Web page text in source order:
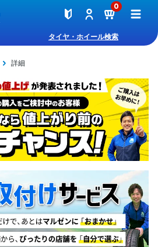
0
タイヤ・ホイール検索
詳細